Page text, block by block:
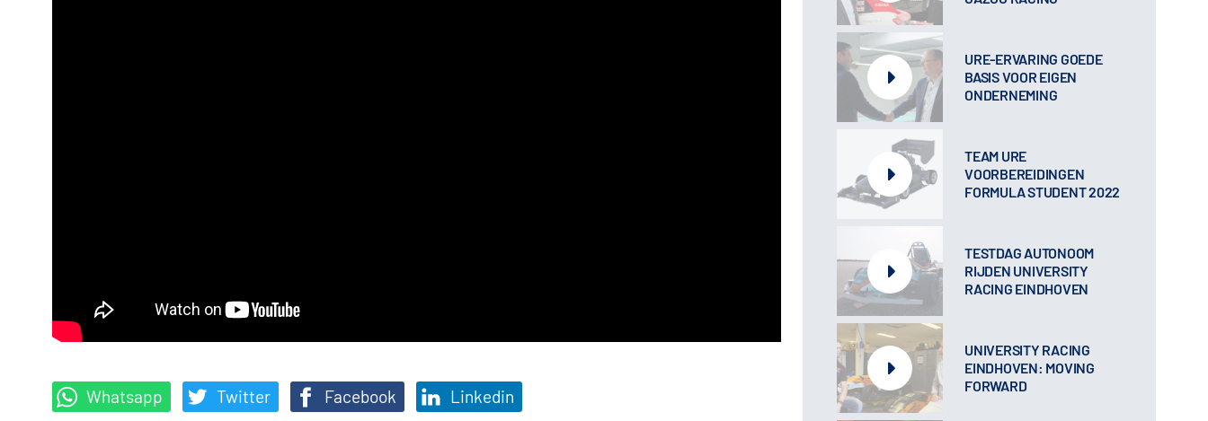
Whatsapp Twitter Facebook Linkedin
URE-ERVARING GOEDE
BASIS VOOR EIGEN
ONDERNEMING
TEAM URE
VOORBEREIDINGEN
FORMULA STUDENT 2022
TESTDAG AUTONOOM
RIJDEN UNIVERSITY
RACING EINDHOVEN
UNIVERSITY RACING
EINDHOVEN: MOVING
FORWARD